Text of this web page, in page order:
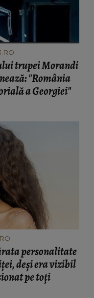
trupei Morandi
"România
a Georgiei"
personalitate
deși era vizibil
pe toți